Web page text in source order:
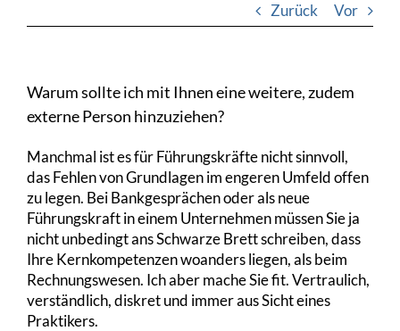
Zurück Vor
Warum sollte ich mit Ihnen eine weitere, zudem
externe Person hinzuziehen?
Manchmal ist es für Führungskräfte nicht sinnvoll,
das Fehlen von Grundlagen im engeren Umfeld offen
zu legen. Bei Bankgesprächen oder als neue
Führungskraft in einem Unternehmen müssen Sie ja
nicht unbedingt ans Schwarze Brett schreiben, dass
Ihre Kernkompetenzen woanders liegen, als beim
Rechnungswesen. Ich aber mache Sie fit. Vertraulich,
verständlich, diskret und immer aus Sicht eines
Praktikers.